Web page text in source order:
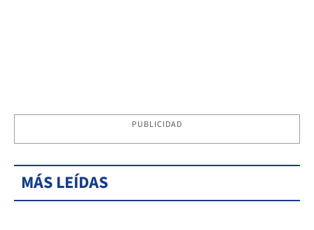
PUBLICIDAD
MÁS LEÍDAS